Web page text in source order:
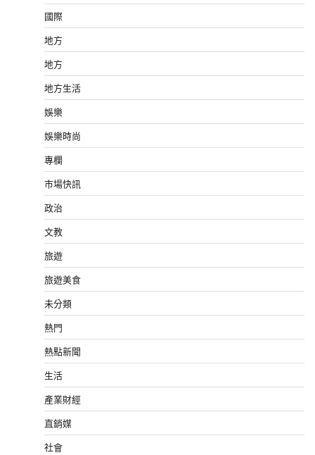
國際
地方
地方
地方生活
娛樂
娛樂時尚
專欄
市場快訊
政治
文教
旅遊
旅遊美食
未分類
熱門
熱點新聞
生活
產業財經
直銷媒
社會